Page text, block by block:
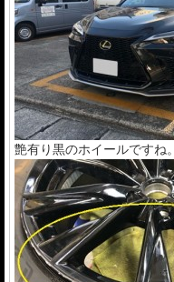
艶有り黒のホイールですね。